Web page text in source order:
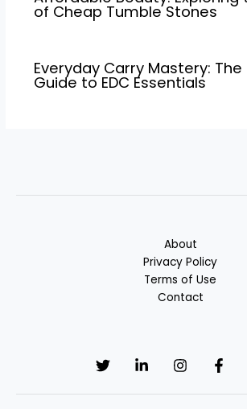
of Cheap Tumble Stones
Everyday Carry Mastery:
Guide to EDC Essentials
About
Privacy Policy
Terms of Use
Contact